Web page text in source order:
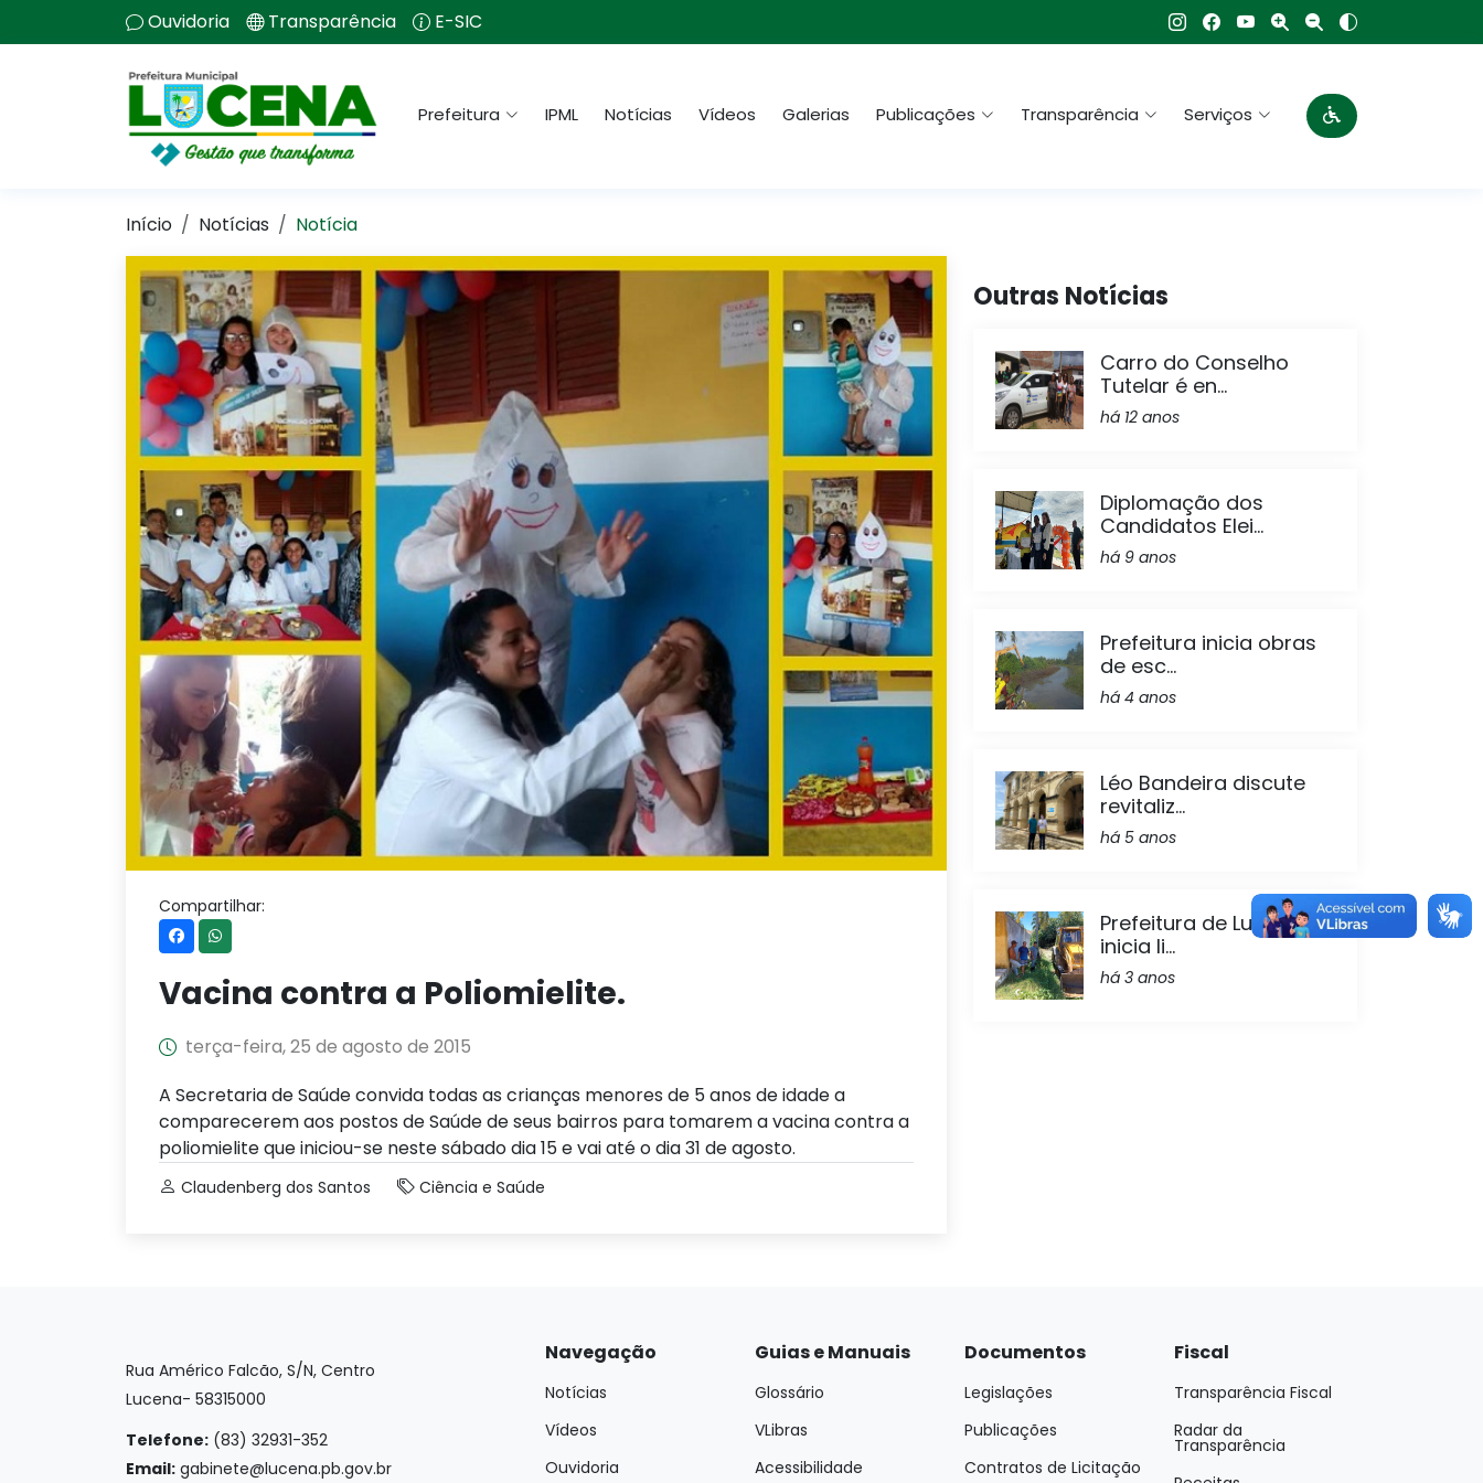
Ouvidoria Transparência E-SIC
Prefeitura IPML Notícias Vídeos Galerias Publicações Transparência Serviços
Início Notícias Notícia
Compartilhar:
Vacina contra a Poliomielite.
terça-feira, 25 de agosto de 2015
A Secretaria de Saúde convida todas as crianças menores de 5 anos de idade a
comparecerem aos postos de Saúde de seus bairros para tomarem a vacina contra a
poliomielite que iniciou-se neste sábado dia 15 e vai até o dia 31 de agosto.
Claudenberg dos Santos Ciência e Saúde
Outras Notícias
Carro do Conselho
Tutelar é en...
há 12 anos
Diplomação dos
Candidatos Elei...
há 9 anos
Prefeitura inicia obras
de esc...
há 4 anos
Léo Bandeira discute
revitaliz...
há 5 anos
Prefeitura de Lucena
inicia li...
há 3 anos
Rua Américo Falcão, S/N, Centro
Lucena- 58315000
Telefone: (83) 32931-352
Email: gabinete@lucena.pb.gov.br
Navegação
Notícias
Vídeos
Ouvidoria
Guias e Manuais
Glossário
VLibras
Acessibilidade
Documentos
Legislações
Publicações
Contratos de Licitação
Fiscal
Transparência Fiscal
Radar da
Transparência